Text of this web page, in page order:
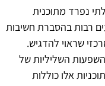
נפרד מתוכנית
רבות בהסברת חשיבות
שראוי להדגיש.
השליליות של
אלו כוללות